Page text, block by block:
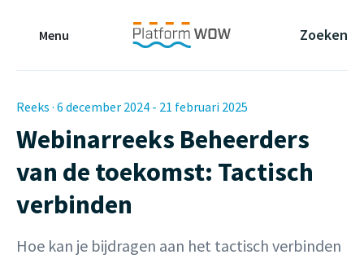
Menu
Zoeken
Reeks · 6 december 2024 - 21 februari 2025
Webinarreeks Beheerders
van de toekomst: Tactisch
verbinden
Hoe kan je bijdragen aan het tactisch verbinden